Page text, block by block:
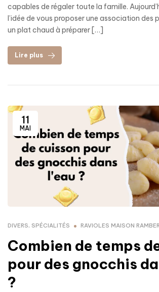
capables de régaler toute la famille.
l’idée de vous proposer une association des
un plat chaud à préparer […]
Lire plus
11
MAI
DIVERS, SPÉCIALITÉS RAVIOLES MAISON
Combien de temps
pour des gnocchis
?